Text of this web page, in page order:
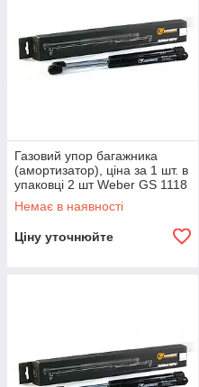
Газовий упор багажника
(амортизатор), ціна за 1 шт. в
упаковці 2 шт Weber GS 1118
для ВАЗ 1118
Немає в наявності
Ціну уточнюйте